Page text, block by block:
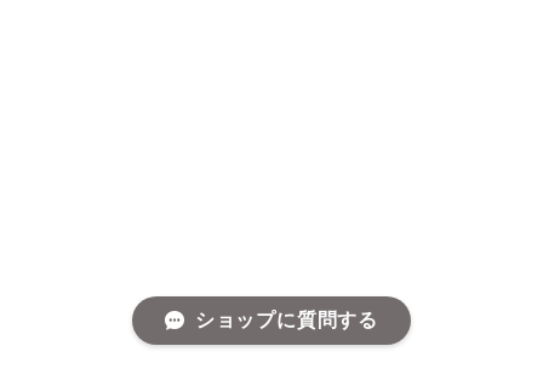
ショップに質問する